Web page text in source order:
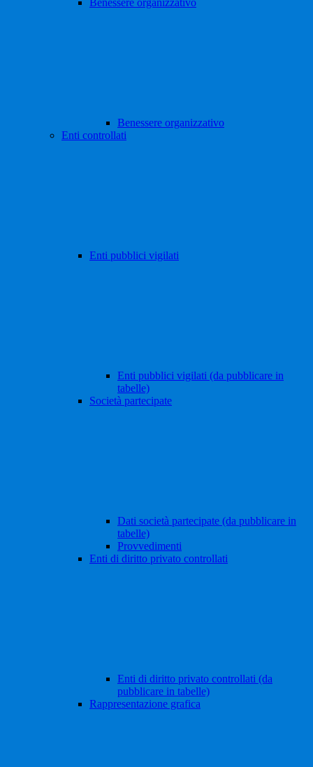
Benessere organizzativo
Benessere organizzativo
Enti controllati
Enti pubblici vigilati
Enti pubblici vigilati (da pubblicare in
tabelle)
Società partecipate
Dati società partecipate (da pubblicare in
tabelle)
Provvedimenti
Enti di diritto privato controllati
Enti di diritto privato controllati (da
pubblicare in tabelle)
Rappresentazione grafica